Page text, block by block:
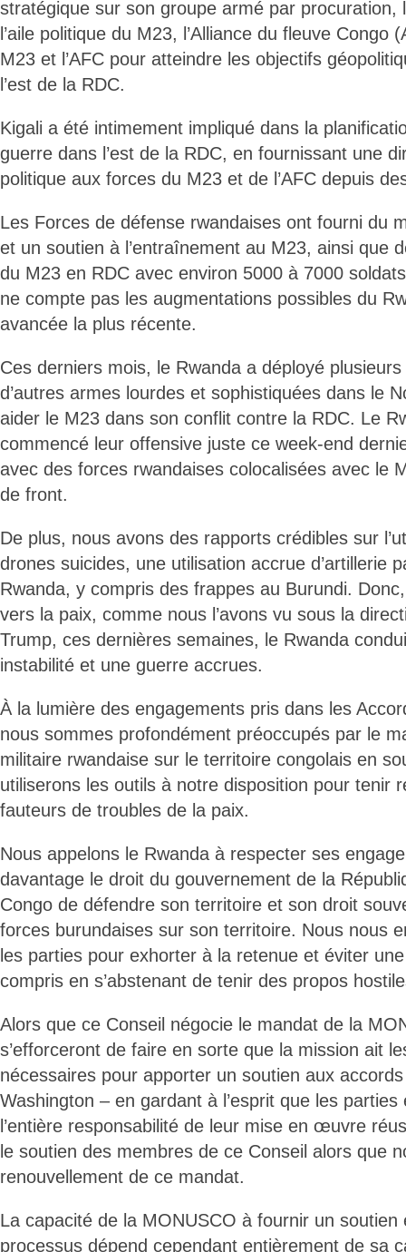
stratégique sur son groupe armé par procuration,
l’aile politique du M23, l’Alliance du fleuve Congo
M23 et l’AFC pour atteindre les objectifs
l’est de la RDC.
Kigali a été intimement impliqué dans la
guerre dans l’est de la RDC, en fournissant une
politique aux forces du M23 et de l’AFC depuis
Les Forces de défense rwandaises ont fourni du
et un soutien à l’entraînement au M23, ainsi que
du M23 en RDC avec environ 5000 à 7000
ne compte pas les augmentations possibles du
avancée la plus récente.
Ces derniers mois, le Rwanda a déployé
d’autres armes lourdes et sophistiquées dans le
aider le M23 dans son conflit contre la RDC. Le
commencé leur offensive juste ce week-end
avec des forces rwandaises colocalisées avec le
de front.
De plus, nous avons des rapports crédibles sur
drones suicides, une utilisation accrue d’artillerie
Rwanda, y compris des frappes au Burundi.
vers la paix, comme nous l’avons vu sous la
Trump, ces dernières semaines, le Rwanda
instabilité et une guerre accrues.
À la lumière des engagements pris dans les
nous sommes profondément préoccupés par le
militaire rwandaise sur le territoire congolais en
utiliserons les outils à notre disposition pour tenir
fauteurs de troubles de la paix.
Nous appelons le Rwanda à respecter ses
davantage le droit du gouvernement de la
Congo de défendre son territoire et son droit
forces burundaises sur son territoire. Nous nous
les parties pour exhorter à la retenue et éviter
compris en s’abstenant de tenir des propos
Alors que ce Conseil négocie le mandat de la
s’efforceront de faire en sorte que la mission ait
nécessaires pour apporter un soutien aux
Washington – en gardant à l’esprit que les
l’entière responsabilité de leur mise en œuvre
le soutien des membres de ce Conseil alors que
renouvellement de ce mandat.
La capacité de la MONUSCO à fournir un soutien
processus dépend cependant entièrement de sa